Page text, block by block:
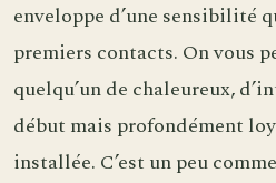
enveloppe d’une sensibilité
premiers contacts. On vous
quelqu’un de chaleureux,
début mais profondément
installée. C’est un peu